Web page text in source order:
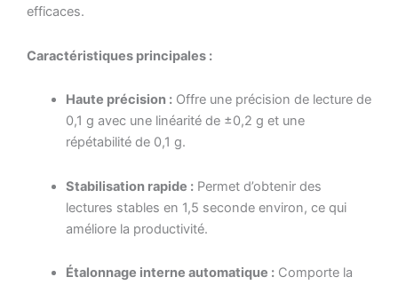
efficaces.
Caractéristiques principales :
Haute précision : Offre une précision de lecture de
0,1 g avec une linéarité de ±0,2 g et une
répétabilité de 0,1 g.
Stabilisation rapide : Permet d’obtenir des
lectures stables en 1,5 seconde environ, ce qui
améliore la productivité.
Étalonnage interne automatique : Comporte la